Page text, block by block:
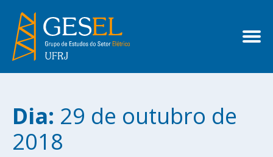
Dia: 29 de outubro de
2018